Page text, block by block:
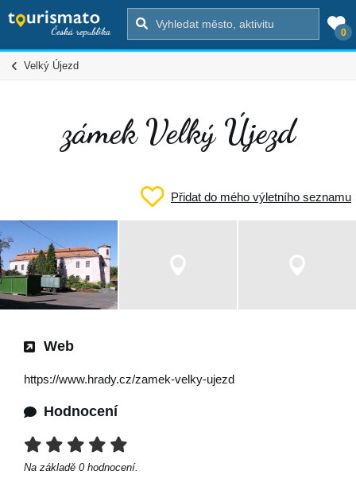
0
Velký Újezd
zámek Velký Újezd
Přidat do mého výletního seznamu
Web
https://www.hrady.cz/zamek-velky-ujezd
Hodnocení
Na základě 0 hodnocení.